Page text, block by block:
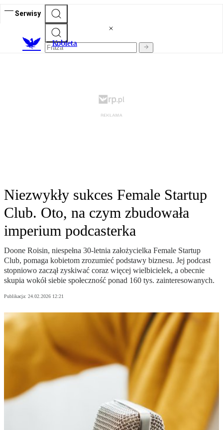
Serwisy
Kobieta
Niezwykły sukces Female Startup
Club. Oto, na czym zbudowała
imperium podcasterka
Doone Roisin, niespełna 30-letnia założycielka Female Startup
Club, pomaga kobietom zrozumieć podstawy biznesu. Jej podcast
stopniowo zaczął zyskiwać coraz więcej wielbicielek, a obecnie
skupia wokół siebie społeczność ponad 160 tys. zainteresowanych.
Publikacja: 24.02.2026 12:21